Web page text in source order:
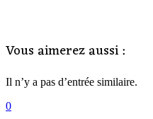
Vous aimerez aussi :
Il n’y a pas d’entrée similaire.
0